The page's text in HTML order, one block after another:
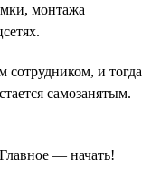
монтажа
сотрудником, и тогда
самозанятым.
— начать!